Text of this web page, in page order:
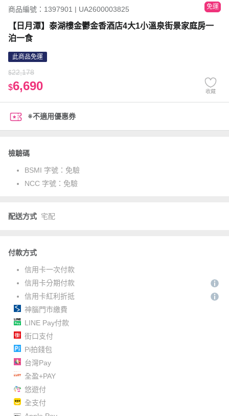
商品編號：1397901 | UA2600003825 免運
【日月潭】泰湖樓金鬱金香酒店4大1小溫泉街景家庭房一
泊一食
此商品免運
$22,178
$6,690 收藏
※不適用優惠券
檢驗碼
BSMI 字號： 免驗
NCC 字號： 免驗
配送方式 宅配
付款方式
信用卡一次付款
信用卡分期付款
信用卡紅利折抵
神腦門市繳費
LINE Pay付款
街口支付
Pi拍錢包
台灣Pay
全盈+PAY
悠遊付
全支付